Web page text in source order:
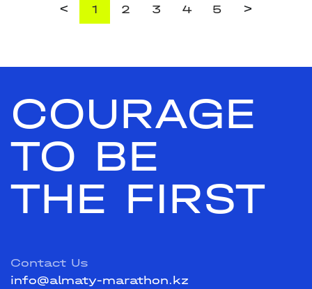
< 1 2 3 4 5 >
COURAGE
TO BE
THE FIRST
Contact Us
info@almaty-marathon.kz